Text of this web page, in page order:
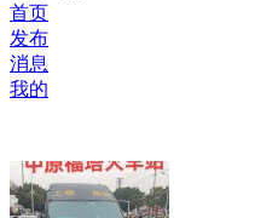
首页
发布
消息
我的